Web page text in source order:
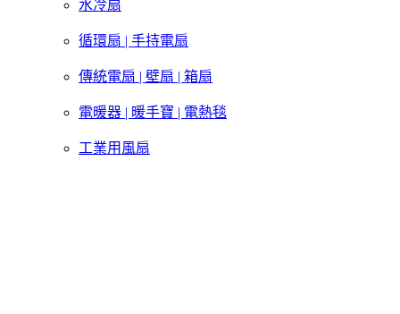
水冷扇
循環扇 | 手持電扇
傳統電扇 | 壁扇 | 箱扇
電暖器 | 暖手寶 | 電熱毯
工業用風扇